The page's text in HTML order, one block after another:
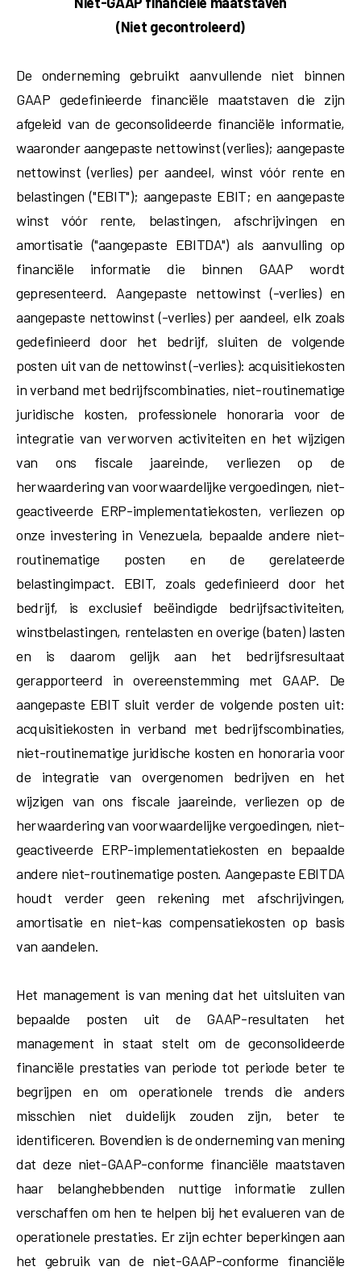
(Niet gecontroleerd)
De onderneming gebruikt aanvullende niet binnen
GAAP gedefinieerde financiële maatstaven die zijn
afgeleid van de geconsolideerde financiële informatie,
waaronder aangepaste nettowinst (verlies); aangepaste
nettowinst (verlies) per aandeel, winst vóór rente en
belastingen ("EBIT"); aangepaste EBIT; en aangepaste
winst vóór rente, belastingen, afschrijvingen en
amortisatie ("aangepaste EBITDA") als aanvulling op
financiële informatie die binnen GAAP wordt
gepresenteerd. Aangepaste nettowinst (-verlies) en
aangepaste nettowinst (-verlies) per aandeel, elk zoals
gedefinieerd door het bedrijf, sluiten de volgende
posten uit van de nettowinst (-verlies): acquisitiekosten
in verband met bedrijfscombinaties, niet-routinematige
juridische kosten, professionele honoraria voor de
integratie van verworven activiteiten en het wijzigen
van ons fiscale jaareinde, verliezen op de
herwaardering van voorwaardelijke vergoedingen, niet-
geactiveerde ERP-implementatiekosten, verliezen op
onze investering in Venezuela, bepaalde andere niet-
routinematige posten en de gerelateerde
belastingimpact. EBIT, zoals gedefinieerd door het
bedrijf, is exclusief beëindigde bedrijfsactiviteiten,
winstbelastingen, rentelasten en overige (baten) lasten
en is daarom gelijk aan het bedrijfsresultaat
gerapporteerd in overeenstemming met GAAP. De
aangepaste EBIT sluit verder de volgende posten uit:
acquisitiekosten in verband met bedrijfscombinaties,
niet-routinematige juridische kosten en honoraria voor
de integratie van overgenomen bedrijven en het
wijzigen van ons fiscale jaareinde, verliezen op de
herwaardering van voorwaardelijke vergoedingen, niet-
geactiveerde ERP-implementatiekosten en bepaalde
andere niet-routinematige posten. Aangepaste EBITDA
houdt verder geen rekening met afschrijvingen,
amortisatie en niet-kas compensatiekosten op basis
van aandelen.
Het management is van mening dat het uitsluiten van
bepaalde posten uit de GAAP-resultaten het
management in staat stelt om de geconsolideerde
financiële prestaties van periode tot periode beter te
begrijpen en om operationele trends die anders
misschien niet duidelijk zouden zijn, beter te
identificeren. Bovendien is de onderneming van mening
dat deze niet-GAAP-conforme financiële maatstaven
haar belanghebbenden nuttige informatie zullen
verschaffen om hen te helpen bij het evalueren van de
operationele prestaties. Er zijn echter beperkingen aan
het gebruik van de niet-GAAP-conforme financiële